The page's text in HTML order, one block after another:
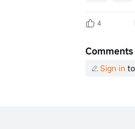
4
Comments
Sign in